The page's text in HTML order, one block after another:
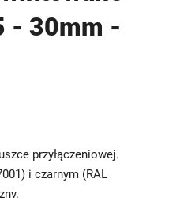
- 30mm -
przyłączeniowej.
i czarnym (RAL